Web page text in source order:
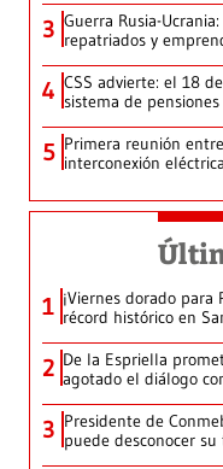
3 Guerra Rusia-
repatriados y
4 CSS advierte: el 18
sistema de pensiones
5 Primera reunión
interconexión
1 ¡Viernes dorado
récord histórico en
2 De la Espriella
agotado el diálogo
3 Presidente de
puede desconocer